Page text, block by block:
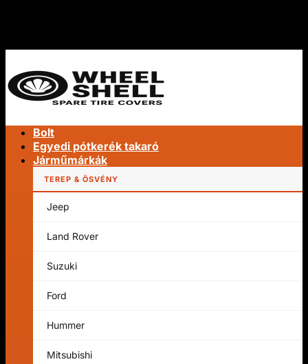
Keresés:
Nincs termék a kosárban.
Vissza a boltba
Bolt
Egyedi pótkerék takaró
Járműmárkák
TEREP & ÖSVÉNY
Jeep
Land Rover
Suzuki
Ford
Hummer
Mitsubishi